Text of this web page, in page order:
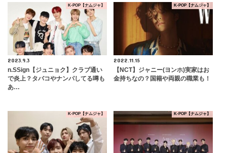
K-POP【ナムジャ】
2023.9.3
n.SSign【ジュニョク】クラブ通い
で炎上？タバコやナンパしてる噂も
あ…
K-POP【ナムジャ】
2022.11.15
【NCT】ジャニー(ヨンホ)実家はお
金持ちなの？国籍や両親の職業も！
K-POP【ナムジャ】 K-POP【ナムジャ】